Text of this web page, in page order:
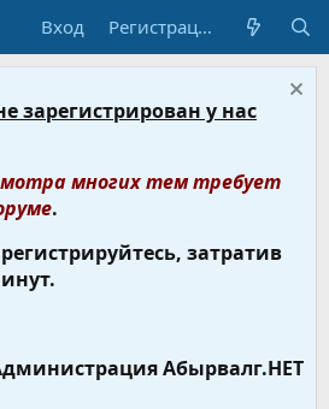
Вход Регистрация
зарегистрирован у нас
многих тем требует
.
затратив
Абырвалг.НЕТ